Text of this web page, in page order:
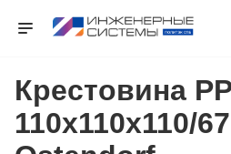
Крестовина
110х110х110/